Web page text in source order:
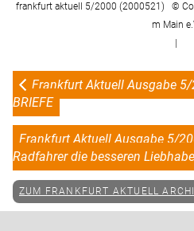
frankfurt aktuell 5/2000 (2000521) ©
m Main
Frankfurt Aktuell Ausgabe 5/
BRIEFE
Frankfurt Aktuell Ausgabe 5/
Radfahrer die besseren
ZUM FRANKFURT AKTUELL